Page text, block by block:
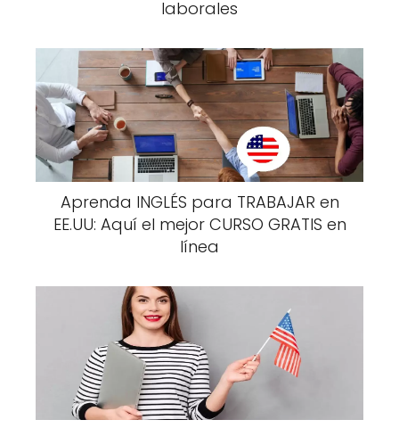
laborales
Aprenda INGLÉS para TRABAJAR en
EE.UU: Aquí el mejor CURSO GRATIS en
línea